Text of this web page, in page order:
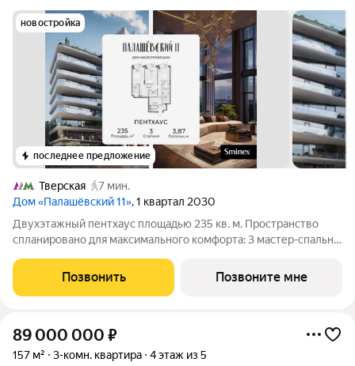
новостройка
последнее предложение
Тверская
7 мин.
Дом «Палашёвский 11», 1 квартал 2030
Двухэтажный пентхаус площадью 235 кв. м. Пространство
спланировано для максимального комфорта: 3 мастер-спальни
продуманные системы хранения и эффектная кухня-гостиная
площадью 85,1 кв. м, идеальное
Позвонить Позвоните мне
89 000 000 ₽
157 м² 3-комн. квартира 4 этаж из 5